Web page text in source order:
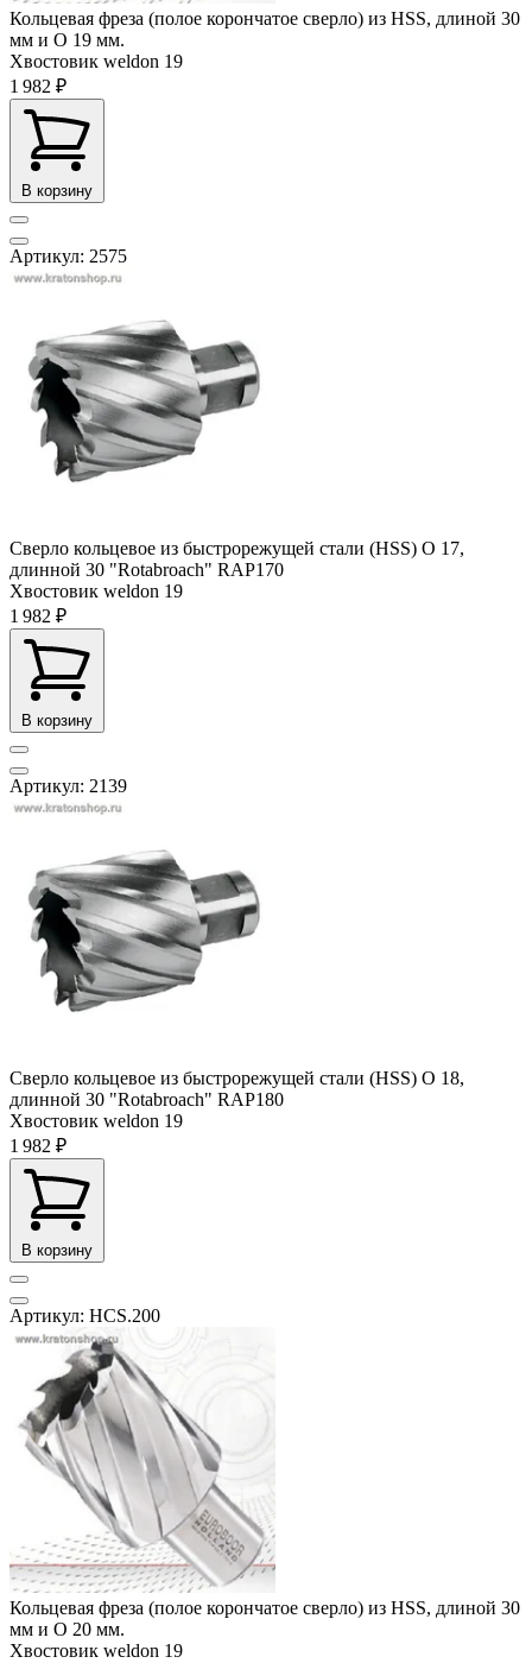
Кольцевая фреза (полое корончатое сверло) из HSS, длиной 30
мм и O 19 мм.
Хвостовик weldon 19
1 982 ₽
В корзину
Артикул: 2575
Сверло кольцевое из быстрорежущей стали (HSS) О 17,
длинной 30 "Rotabroach" RAP170
Хвостовик weldon 19
1 982 ₽
В корзину
Артикул: 2139
Сверло кольцевое из быстрорежущей стали (HSS) О 18,
длинной 30 "Rotabroach" RAP180
Хвостовик weldon 19
1 982 ₽
В корзину
Артикул: HCS.200
Кольцевая фреза (полое корончатое сверло) из HSS, длиной 30
мм и O 20 мм.
Хвостовик weldon 19